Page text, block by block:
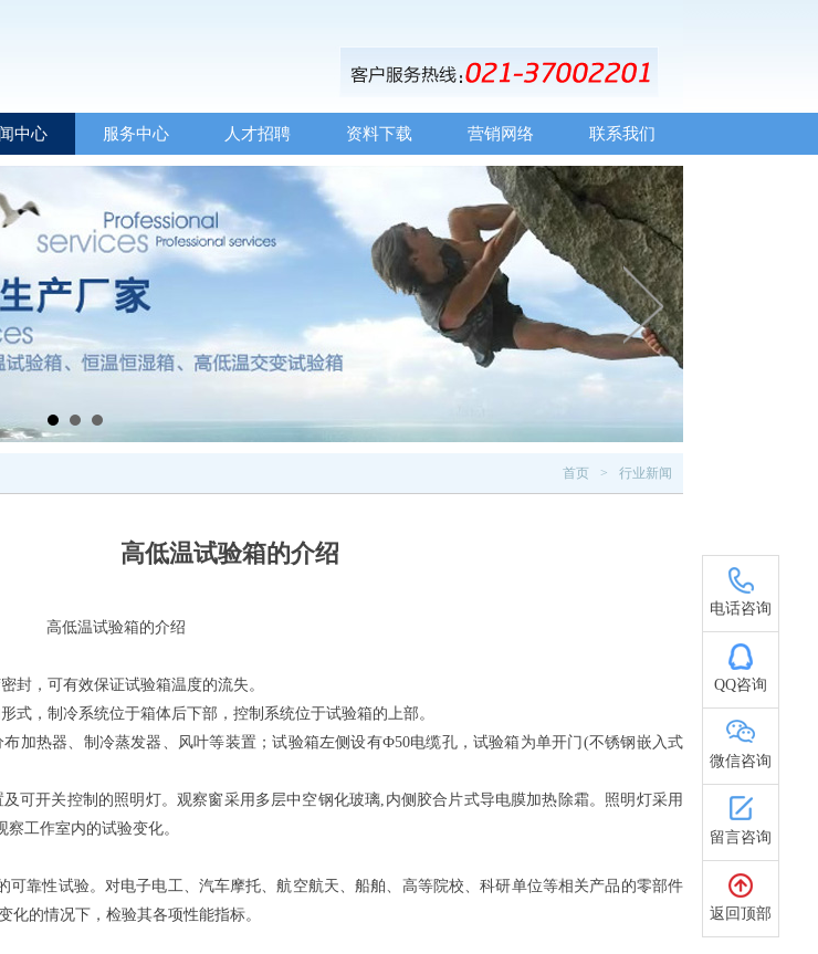
中心 服务中心 人才招聘 资料下载 营销网络 联系我们
行业新闻
首页
高低温试验箱的介绍
箱的介绍
封，可有效保证试验箱温度的流失。
式，制冷系统位于箱体后下部，控制系统位于试验箱的上部。
加热器、制冷蒸发器、风叶等装置；试验箱左侧设有Ф50电缆孔，试验箱为单开门(不锈钢嵌入式
可开关控制的照明灯。观察窗采用多层中空钢化玻璃,内侧胶合片式导电膜加热除霜。照明灯采用
工作室内的试验变化。
可靠性试验。对电子电工、汽车摩托、航空航天、船舶、高等院校、科研单位等相关产品的零部件
化的情况下，检验其各项性能指标。
电话咨询
15021616898
QQ咨询
微信咨询
留言咨询
返回顶部